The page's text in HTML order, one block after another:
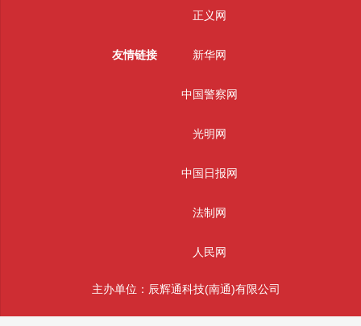
友情链接
正义网
新华网
中国警察网
光明网
中国日报网
法制网
人民网
主办单位：辰辉通科技(南通)有限公司